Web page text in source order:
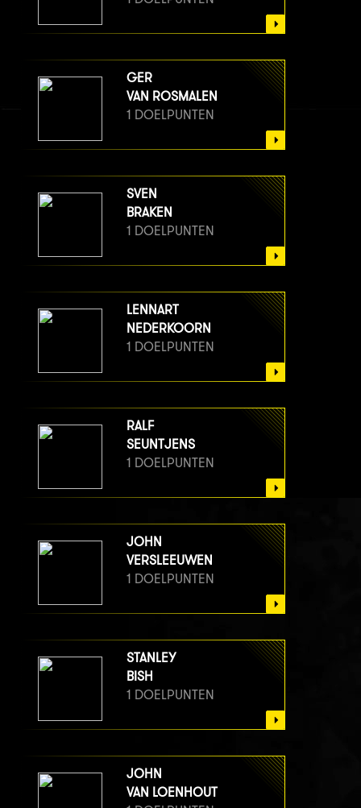
GER
VAN ROSMALEN
1 DOELPUNTEN
SVEN
BRAKEN
1 DOELPUNTEN
LENNART
NEDERKOORN
1 DOELPUNTEN
RALF
SEUNTJENS
1 DOELPUNTEN
JOHN
VERSLEEUWEN
1 DOELPUNTEN
STANLEY
BISH
1 DOELPUNTEN
JOHN
VAN LOENHOUT